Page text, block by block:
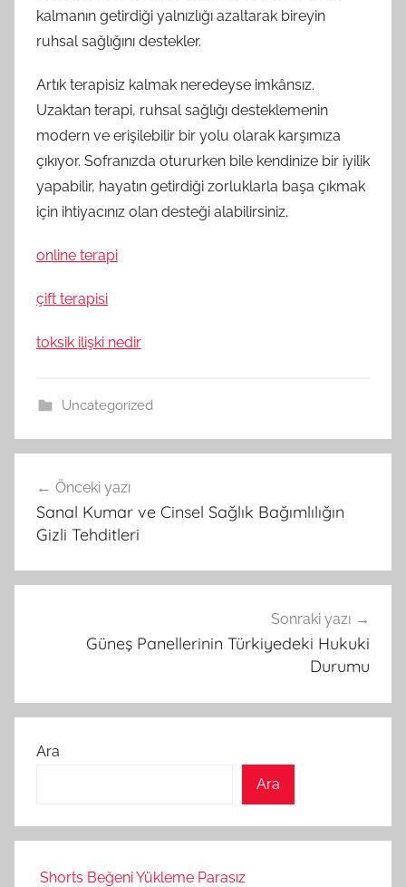
kalmanın getirdiği yalnızlığı azaltarak bireyin
ruhsal sağlığını destekler.
Artık terapisiz kalmak neredeyse imkânsız.
Uzaktan terapi, ruhsal sağlığı desteklemenin
modern ve erişilebilir bir yolu olarak karşımıza
çıkıyor. Sofranızda otururken bile kendinize bir iyilik
yapabilir, hayatın getirdiği zorluklarla başa çıkmak
için ihtiyacınız olan desteği alabilirsiniz.
online terapi
çift terapisi
toksik ilişki nedir
Uncategorized
gezinmesi
Önceki yazı
Sanal Kumar ve Cinsel Sağlık Bağımlılığın
Gizli Tehditleri
Sonraki yazı
Güneş Panellerinin Türkiyedeki Hukuki
Durumu
Ara
Ara
Shorts Beğeni Yükleme Parasız